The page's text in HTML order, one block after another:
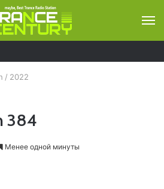
/ 2022
384
Менее одной минуты